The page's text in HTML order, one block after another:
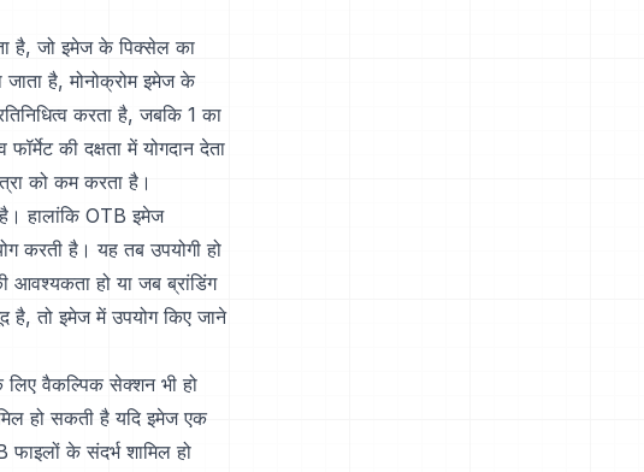
है, जो इमेज के पिक्सेल का
जाता है, मोनोक्रोम इमेज के
करता है, जबकि 1 का
की दक्षता में योगदान देता
को कम करता है।
हालांकि OTB इमेज
करती है। यह तब उपयोगी हो
आवश्यकता हो या जब ब्रांडिंग
है, तो इमेज में उपयोग किए जाने
वैकल्पिक सेक्शन भी हो
हो सकती है यदि इमेज एक
के संदर्भ शामिल हो